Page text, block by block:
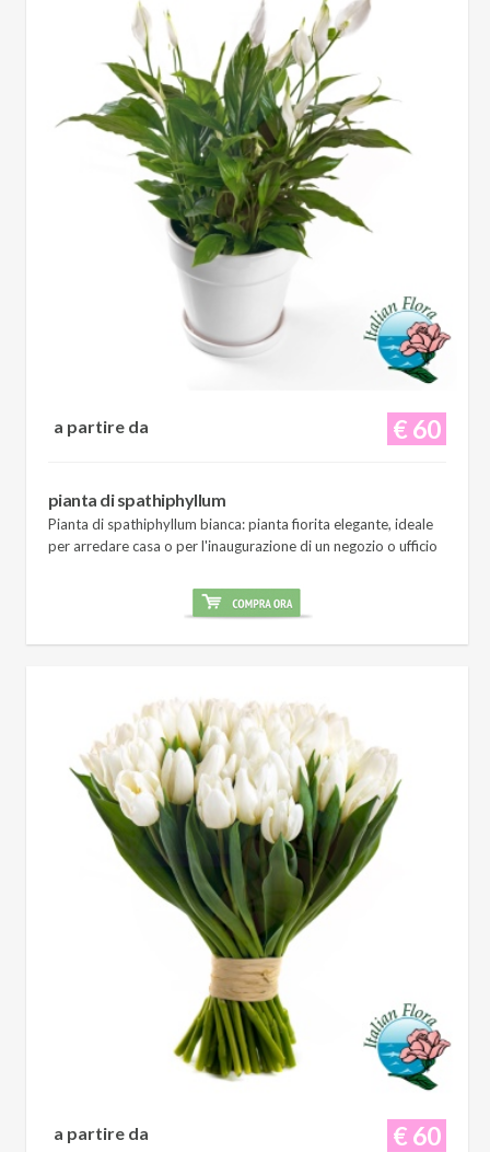
€ 60
a partire da
pianta di spathiphyllum
Pianta di spathiphyllum bianca: pianta fiorita elegante, ideale
per arredare casa o per l'inaugurazione di un negozio o ufficio
€ 60
a partire da